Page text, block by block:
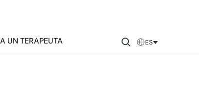
UN TERAPEUTA ES